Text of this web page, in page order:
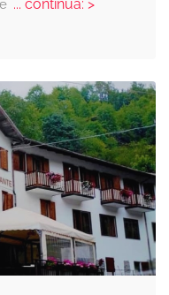
... continua: >